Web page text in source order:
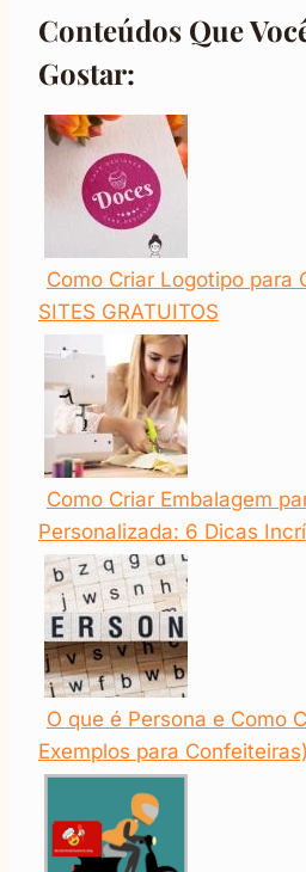
Conteúdos Que
Gostar:
Como Criar Logotipo para
SITES GRATUITOS
Como Criar Embalagem
Personalizada: 6 Dicas
O que é Persona e Como
Exemplos para Confeiteiras)